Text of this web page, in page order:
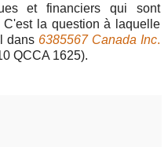
et financiers qui sont
la question à laquelle
dans 6385567 Canada Inc.
QCCA 1625).